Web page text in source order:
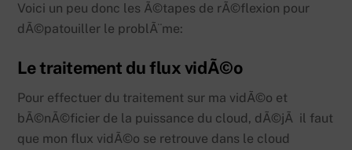
Voici un peu donc les Ã©tapes de rÃ©flexion pour
dÃ©patouiller le problÃ¨me:
Le traitement du flux vidÃ©o
Pour effectuer du traitement sur ma vidÃ©o et
bÃ©nÃ©ficier de la puissance du cloud, dÃ©jÃ il faut
que mon flux vidÃ©o se retrouve dans le cloud